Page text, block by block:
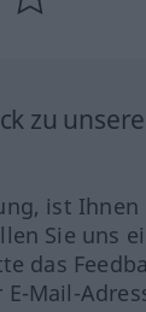
zu
ist Ihnen
Sie uns
das
E-Mail-